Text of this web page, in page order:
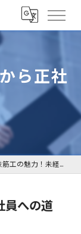
ら正社
工の魅力！未経験から正社員への道
員への道